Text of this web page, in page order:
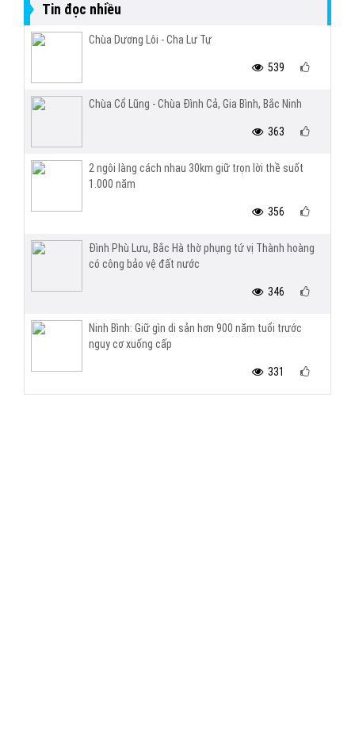
Tin đọc nhiều
Chùa Dương Lôi - Cha Lư Tự
539
Chùa Cổ Lũng - Chùa Đình Cả, Gia Bình, Bắc Ninh
363
2 ngôi làng cách nhau 30km giữ trọn lời thề suốt
1.000 năm
356
Đình Phù Lưu, Bắc Hà thờ phụng tứ vị Thành hoàng
có công bảo vệ đất nước
346
Ninh Bình: Giữ gìn di sản hơn 900 năm tuổi trước
nguy cơ xuống cấp
331